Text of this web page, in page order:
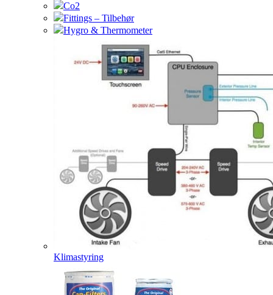
Co2
Fittings – Tilbehør
Hygro & Thermometer
Klimastyring